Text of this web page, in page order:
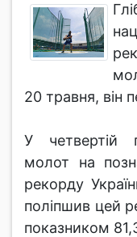
20 травня, він
У четвертій
молот на
рекорду
поліпшив цей
показником